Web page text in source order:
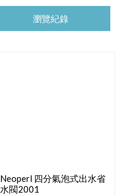
瀏覽紀錄
Neoperl 四分氣泡式出水省
水閥2001